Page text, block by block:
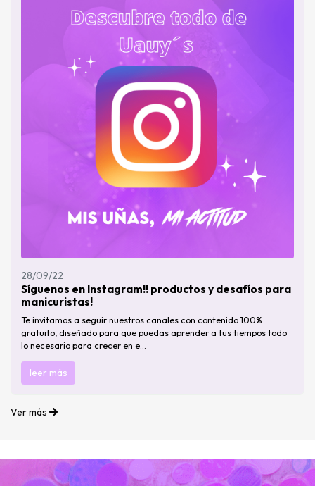
28/09/22
Síguenos en Instagram!! productos y desafíos para
manicuristas!
Te invitamos a seguir nuestros canales con contenido 100%
gratuito, diseñado para que puedas aprender a tus tiempos todo
lo necesario para crecer en e...
leer más
Ver más